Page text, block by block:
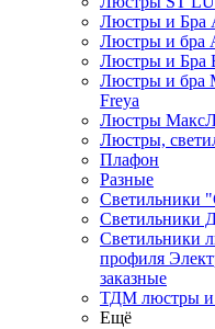
Люстры и Бра
Люстры и бра
Люстры и Бра
Люстры и бра
Freya
Люстры
Люстры,
Плафон
Разные
Светильники
Светильники
профиля
заказные
ТДМ люстры и
Ещё